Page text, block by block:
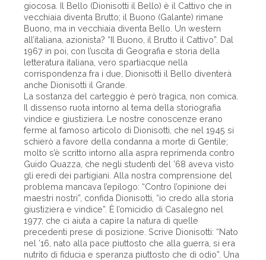
giocosa. Il Bello (Dionisotti il Bello) è il Cattivo che in
vecchiaia diventa Brutto; il Buono (Galante) rimane
Buono, ma in vecchiaia diventa Bello. Un western
all’italiana, azionista? “Il Buono, il Brutto il Cattivo”. Dal
1967 in poi, con l’uscita di Geografia e storia della
letteratura italiana, vero spartiacque nella
corrispondenza fra i due, Dionisotti il Bello diventerà
anche Dionisotti il Grande.
La sostanza del carteggio è però tragica, non comica.
Il dissenso ruota intorno al tema della storiografia
vindice e giustiziera. Le nostre conoscenze erano
ferme al famoso articolo di Dionisotti, che nel 1945 si
schierò a favore della condanna a morte di Gentile;
molto s’è scritto intorno alla aspra reprimenda contro
Guido Quazza, che negli studenti del ’68 aveva visto
gli eredi dei partigiani. Alla nostra comprensione del
problema mancava l’epilogo: “Contro l’opinione dei
maestri nostri”, confida Dionisotti, “io credo alla storia
giustiziera e vindice”. È l’omicidio di Casalegno nel
1977, che ci aiuta a capire la natura di quelle
precedenti prese di posizione. Scrive Dionisotti: “Nato
nel ’16, nato alla pace piuttosto che alla guerra, si era
nutrito di fiducia e speranza piuttosto che di odio”. Una